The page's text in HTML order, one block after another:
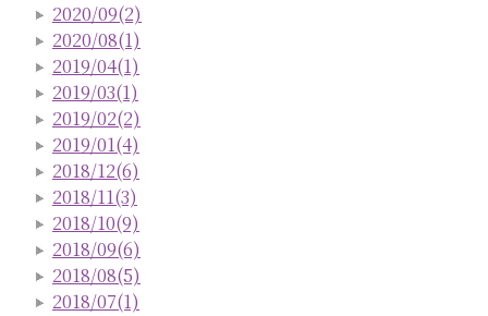
2020/09(2)
2020/08(1)
2019/04(1)
2019/03(1)
2019/02(2)
2019/01(4)
2018/12(6)
2018/11(3)
2018/10(9)
2018/09(6)
2018/08(5)
2018/07(1)